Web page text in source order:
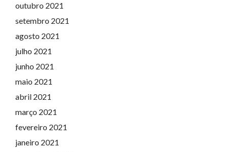
outubro 2021
setembro 2021
agosto 2021
julho 2021
junho 2021
maio 2021
abril 2021
março 2021
fevereiro 2021
janeiro 2021